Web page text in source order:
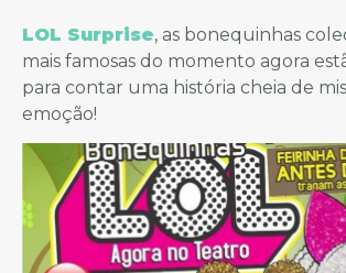
LOL Surprise, as bonequinhas
mais famosas do momento agora
para contar uma história cheia de
emoção!